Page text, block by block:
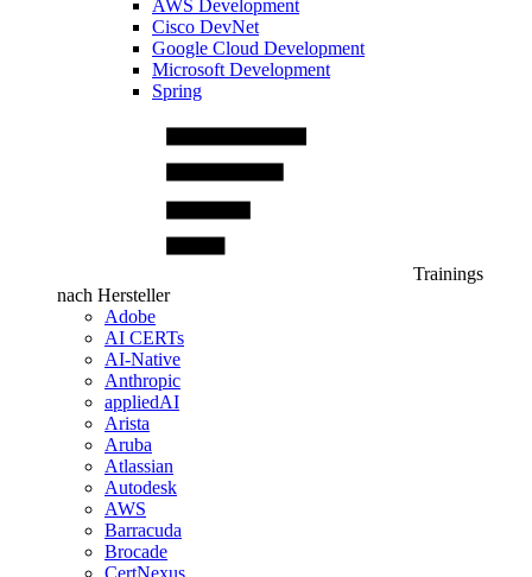
AWS Development
Cisco DevNet
Google Cloud Development
Microsoft Development
Spring
Trainings
nach Hersteller
Adobe
AI CERTs
AI-Native
Anthropic
appliedAI
Arista
Aruba
Atlassian
Autodesk
AWS
Barracuda
Brocade
CertNexus